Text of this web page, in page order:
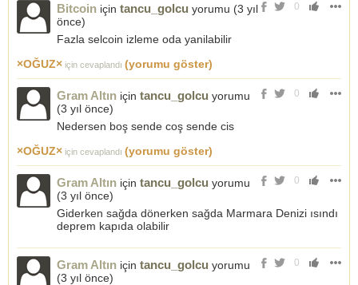
0
Bitcoin için tancu_golcu yorumu (3 yıl
önce)
Fazla selcoin izleme oda yanilabilir
×OĞUZ× için cevaplandı (yorumu göster)
0
Gram Altın için tancu_golcu yorumu
(3 yıl önce)
Nedersen boş sende coş sende cis
×OĞUZ× için cevaplandı (yorumu göster)
0
Gram Altın için tancu_golcu yorumu
(3 yıl önce)
Giderken sağda dönerken sağda Marmara Denizi ısındı
deprem kapıda olabilir
0
Gram Altın için tancu_golcu yorumu
(3 yıl önce)